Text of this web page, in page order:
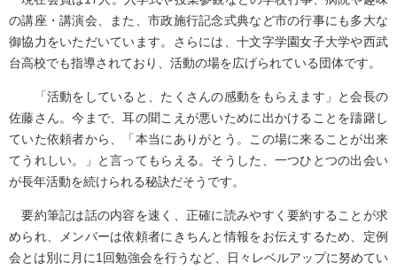
の講座・講演会、また、市政施行記念式典など市の行事にも多大な
御協力をいただいています。さらには、十文字学園女子大学や西武
台高校でも指導されており、活動の場を広げられている団体です。
「活動をしていると、たくさんの感動をもらえます」と会長の
佐藤さん。今まで、耳の聞こえが悪いために出かけることを躊躇し
ていた依頼者から、「本当にありがとう。この場に来ることが出来
てうれしい。」と言ってもらえる。そうした、一つひとつの出会い
が長年活動を続けられる秘訣だそうです。
要約筆記は話の内容を速く、正確に読みやすく要約することが求
められ、メンバーは依頼者にきちんと情報をお伝えするため、定例
会とは別に月に1回勉強会を行うなど、日々レベルアップに努めてい